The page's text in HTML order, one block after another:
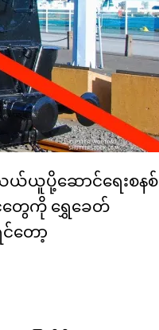
ယ်ယူပို့ဆောင်ရေးစနစ်
တွေကို ရွှေခေတ်
တော့